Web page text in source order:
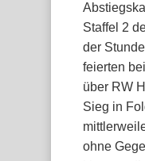
Staffel 2
der
feierten
über RW
Sieg in
ohne